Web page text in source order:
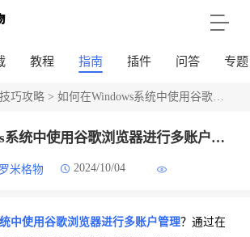
教程 指南 插件 问答 专题
技巧攻略> 如何在Windows系统中使用谷歌浏览器进行多账户管理
如何在Windows系统中使用谷歌浏览器进行多账户管理
米格物 2024/10/04
中使用谷歌浏览器进行多账户管理？通过在